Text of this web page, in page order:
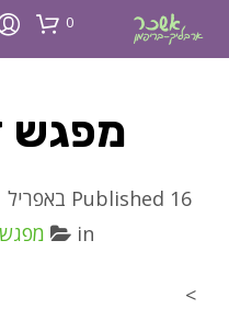
0
מפגש
Published 16 באפריל 2021
in
מפגש
>